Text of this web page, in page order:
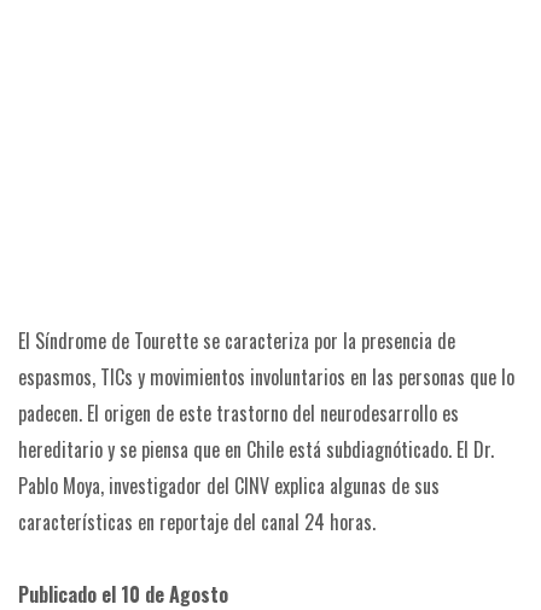
El Síndrome de Tourette se caracteriza por la presencia de
espasmos, TICs y movimientos involuntarios en las personas que lo
padecen. El origen de este trastorno del neurodesarrollo es
hereditario y se piensa que en Chile está subdiagnóticado. El Dr.
Pablo Moya, investigador del CINV explica algunas de sus
características en reportaje del canal 24 horas.
Publicado el 10 de Agosto